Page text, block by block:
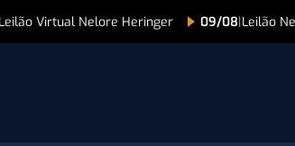
09/08|Leilão Nelore Paranã